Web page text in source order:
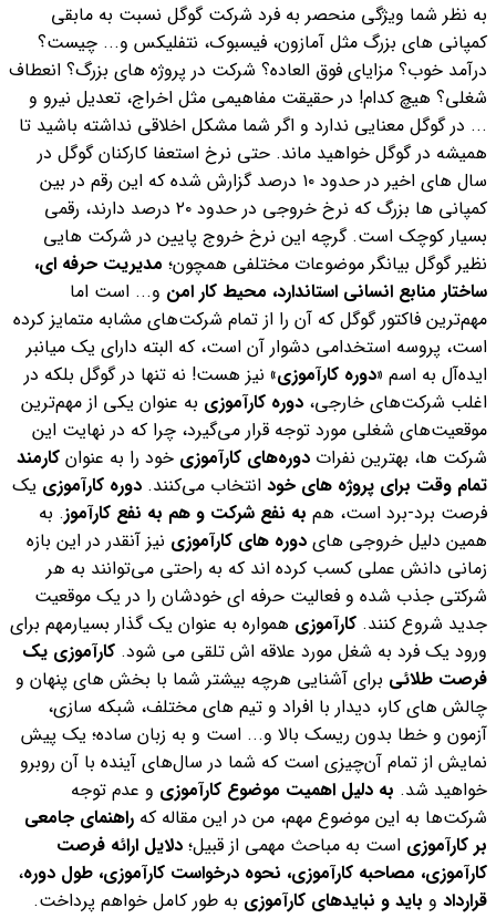
به نظر شما ویژگی منحصر به فرد شرکت گوگل نسبت به مابقی
کمپانی های بزرگ مثل آمازون، فیسبوک، نتفلیکس و... چیست؟
درآمد خوب؟ مزایای فوق العاده؟ شرکت در پروژه های بزرگ؟ انعطاف
شغلی؟ هیچ کدام! در حقیقت مفاهیمی مثل اخراج، تعدیل نیرو و
... در گوگل معنایی ندارد و اگر شما مشکل اخلاقی نداشته باشید تا
همیشه در گوگل خواهید ماند. حتی نرخ استعفا کارکنان گوگل در
سال های اخیر در حدود ۱۰ درصد گزارش شده که این رقم در بین
کمپانی ها بزرگ که نرخ خروجی در حدود ۲۰ درصد دارند، رقمی
بسیار کوچک است. گرچه این نرخ خروج پایین در شرکت هایی
نظیر گوگل بیانگر موضوعات مختلفی همچون؛ مدیریت حرفه ای،
ساختار منابع انسانی استاندارد، محیط کار امن و... است اما
مهم‌ترین فاکتور گوگل که آن را از تمام شرکت‌های مشابه متمایز کرده
است، پروسه استخدامی دشوار آن است، که البته دارای یک میانبر
ایده‌آل به اسم «دوره کارآموزی» نیز هست! نه تنها در گوگل بلکه در
اغلب شرکت‌های خارجی، دوره کارآموزی به عنوان یکی از مهم‌ترین
موقعیت‌های شغلی مورد توجه قرار می‌گیرد، چرا که در نهایت این
شرکت ها، بهترین نفرات دوره‌های کارآموزی خود را به عنوان کارمند
تمام وقت برای پروژه های خود انتخاب می‌کنند. دوره کارآموزی یک
فرصت برد-برد است، هم به نفع شرکت و هم به نفع کارآموز. به
همین دلیل خروجی های دوره های کارآموزی نیز آنقدر در این بازه
زمانی دانش عملی کسب کرده اند که به راحتی می‌توانند به هر
شرکتی جذب شده و فعالیت حرفه ای خودشان را در یک موقعیت
جدید شروع کنند. کارآموزی همواره به عنوان یک گذار بسیارمهم برای
ورود یک فرد به شغل مورد علاقه اش تلقی می شود. کارآموزی یک
فرصت طلائی برای آشنایی هرچه بیشتر شما با بخش های پنهان و
چالش های کار، دیدار با افراد و تیم های مختلف، شبکه سازی،
آزمون و خطا بدون ریسک بالا و... است و به زبان ساده؛ یک پیش
نمایش از تمام آن‌چیزی است که شما در سال‌های آینده با آن روبرو
خواهید شد. به دلیل اهمیت موضوع کارآموزی و عدم توجه
شرکت‌ها به این موضوع مهم، من در این مقاله که راهنمای جامعی
بر کارآموزی است به مباحث مهمی از قبیل؛ دلایل ارائه فرصت
کارآموزی، مصاحبه کارآموزی، نحوه درخواست کارآموزی، طول دوره،
قرارداد و باید و نبایدهای کارآموزی به طور کامل خواهم پرداخت.